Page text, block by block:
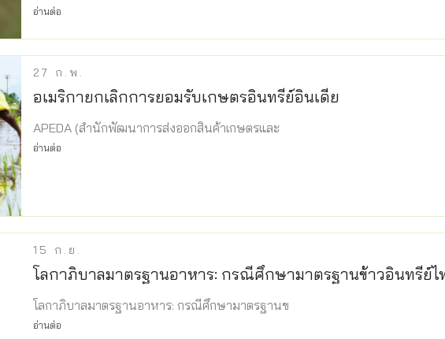
อ่านต่อ
27 ก.พ.
อเมริกายกเลิกการยอมรับเกษตรอินทรีย์อินเดีย
APEDA (สำนักพัฒนาการส่งออกสินค้าเกษตรและ
อ่านต่อ
15 ก.ย.
โลกาภิบาลมาตรฐานอาหาร: กรณีศึกษามาตรฐานข้าวอินทรีย์ไ
โลกาภิบาลมาตรฐานอาหาร: กรณีศึกษามาตรฐานข
อ่านต่อ